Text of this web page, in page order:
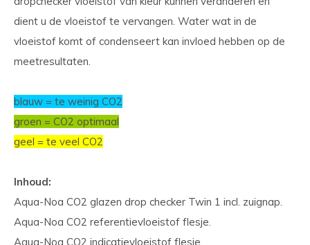
dient u de vloeistof te vervangen. Water wat in de
vloeistof komt of condenseert kan invloed hebben op de
meetresultaten.
blauw = te weinig CO2
groen = CO2 optimaal
geel = te veel CO2
Inhoud:
Aqua-Noa CO2 glazen drop checker Twin 1 incl. zuignap.
Aqua-Noa CO2 referentievloeistof flesje.
Aqua-Noa CO2 indicatievloeistof flesje.